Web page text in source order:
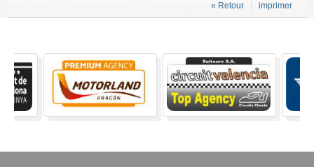
imprimer
« Retour